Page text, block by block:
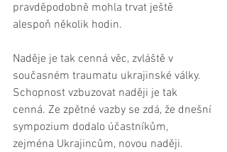
pravděpodobně mohla trvat ještě
alespoň několik hodin.
Naděje je tak cenná věc, zvláště v
současném traumatu ukrajinské války.
Schopnost vzbuzovat naději je tak
cenná. Ze zpětné vazby se zdá, že dnešní
sympozium dodalo účastníkům,
zejména Ukrajincům, novou naději.